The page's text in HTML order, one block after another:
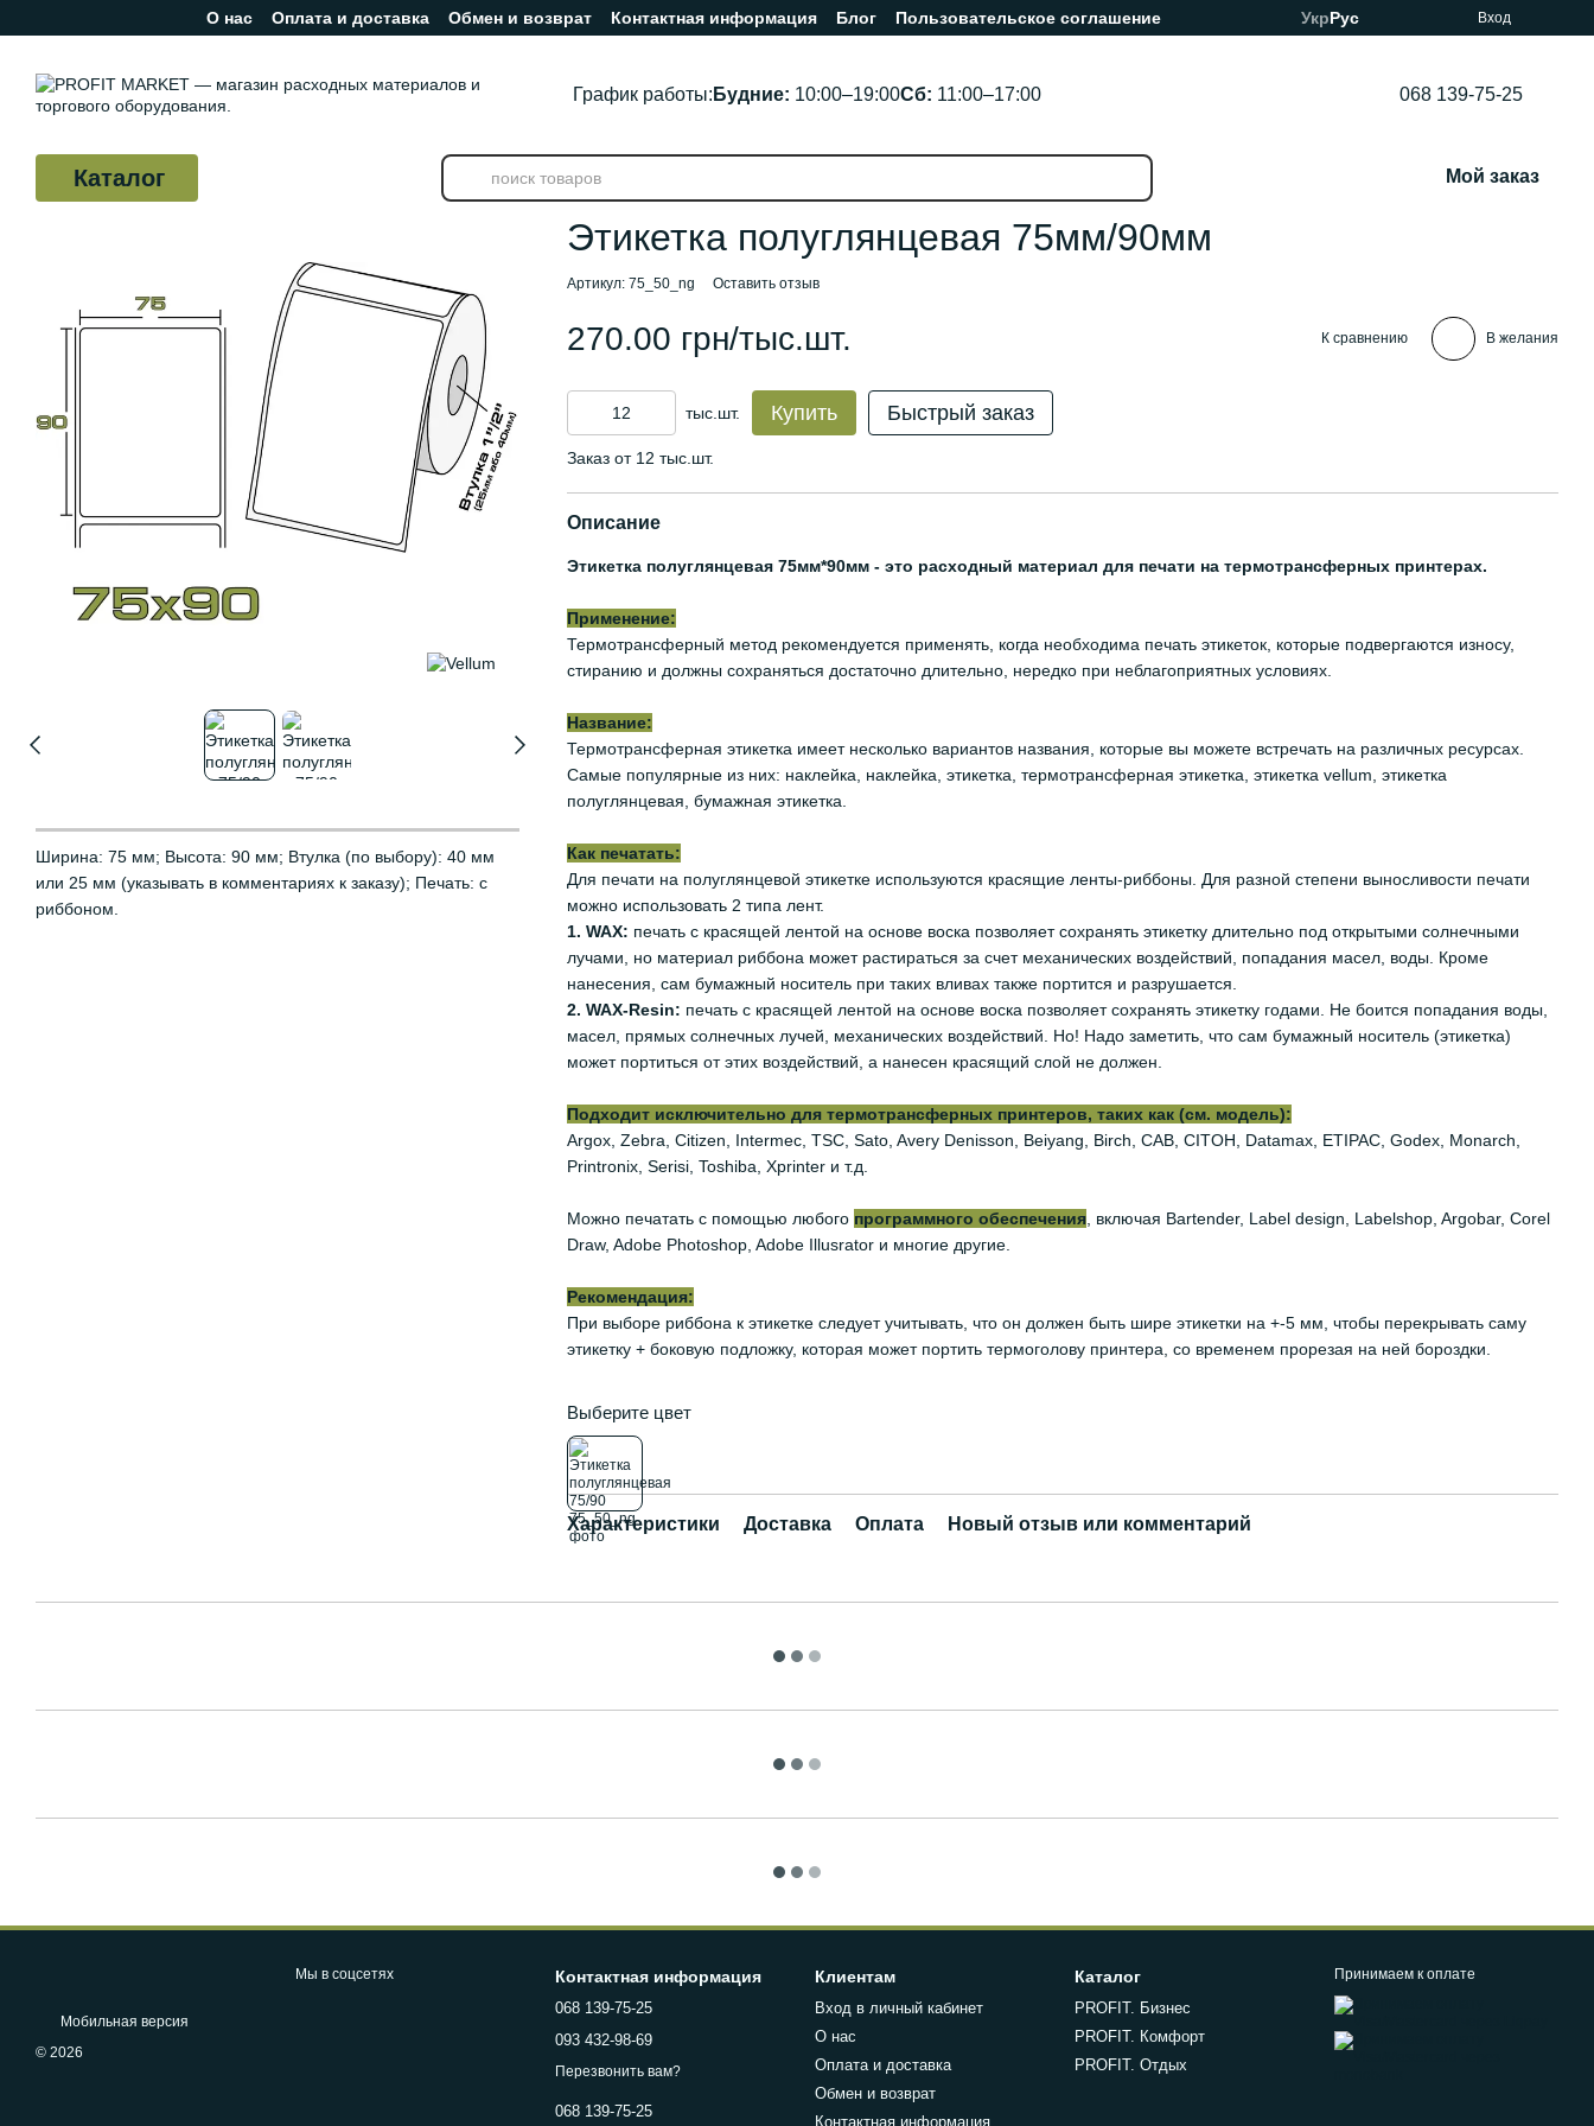
Перейти к основному контенту
О нас Оплата и доставка Обмен и возврат Контактная информация Блог
Пользовательское соглашение
Отзывы о магазине
УкрРус Вход
График работы: Будние: 10:00–19:00Сб: 11:00–17:00 068 139-75-25
Каталог Мой заказ
Ширина: 75 мм; Высота: 90 мм; Втулка (по выбору): 40 мм
или 25 мм (указывать в комментариях к заказу); Печать: с
риббоном.
Этикетка полуглянцевая 75мм/90мм
Артикул: 75_50_ng Оставить отзыв
270.00 грн/тыс.шт. К сравнению В желания
тыс.шт. Купить Быстрый заказ
Заказ от 12 тыс.шт.
Описание
Этикетка полуглянцевая 75мм*90мм - это расходный материал для печати на термотрансферных принтерах.
Применение:
Термотрансферный метод рекомендуется применять, когда необходима печать этикеток, которые подвергаются износу,
стиранию и должны сохраняться достаточно длительно, нередко при неблагоприятных условиях.
Название:
Термотрансферная этикетка имеет несколько вариантов названия, которые вы можете встречать на различных ресурсах.
Самые популярные из них: наклейка, наклейка, этикетка, термотрансферная этикетка, этикетка vellum, этикетка
полуглянцевая, бумажная этикетка.
Как печатать:
Для печати на полуглянцевой этикетке используются красящие ленты-риббоны. Для разной степени выносливости печати
можно использовать 2 типа лент.
1. WAX: печать с красящей лентой на основе воска позволяет сохранять этикетку длительно под открытыми солнечными
лучами, но материал риббона может растираться за счет механических воздействий, попадания масел, воды. Кроме
нанесения, сам бумажный носитель при таких вливах также портится и разрушается.
2. WAX-Resin: печать с красящей лентой на основе воска позволяет сохранять этикетку годами. Не боится попадания воды,
масел, прямых солнечных лучей, механических воздействий. Но! Надо заметить, что сам бумажный носитель (этикетка)
может портиться от этих воздействий, а нанесен красящий слой не должен.
Подходит исключительно для термотрансферных принтеров, таких как (см. модель):
Argox, Zebra, Citizen, Intermec, TSC, Sato, Avery Denisson, Beiyang, Birch, CAB, CITOH, Datamax, ETIPAC, Godex, Monarch,
Printronix, Serisi, Toshiba, Xprinter и т.д.
Можно печатать с помощью любого программного обеспечения , включая Bartender, Label design, Labelshop, Argobar, Corel
Draw, Adobe Photoshop, Adobe Illusrator и многие другие.
Рекомендация:
При выборе риббона к этикетке следует учитывать, что он должен быть шире этикетки на +-5 мм, чтобы перекрывать саму
этикетку + боковую подложку, которая может портить термоголову принтера, со временем прорезая на ней бороздки.
Выберите цвет
Характеристики Доставка Оплата Новый отзыв или комментарий
Мобильная версия
© 2026
Мы в соцсетях Контактная информация
068 139-75-25
093 432-98-69
Перезвонить вам?
068 139-75-25
Клиентам
Вход в личный кабинет
О нас
Оплата и доставка
Обмен и возврат
Контактная информация
Каталог
PROFIT. Бизнес
PROFIT. Комфорт
PROFIT. Отдых
Принимаем к оплате